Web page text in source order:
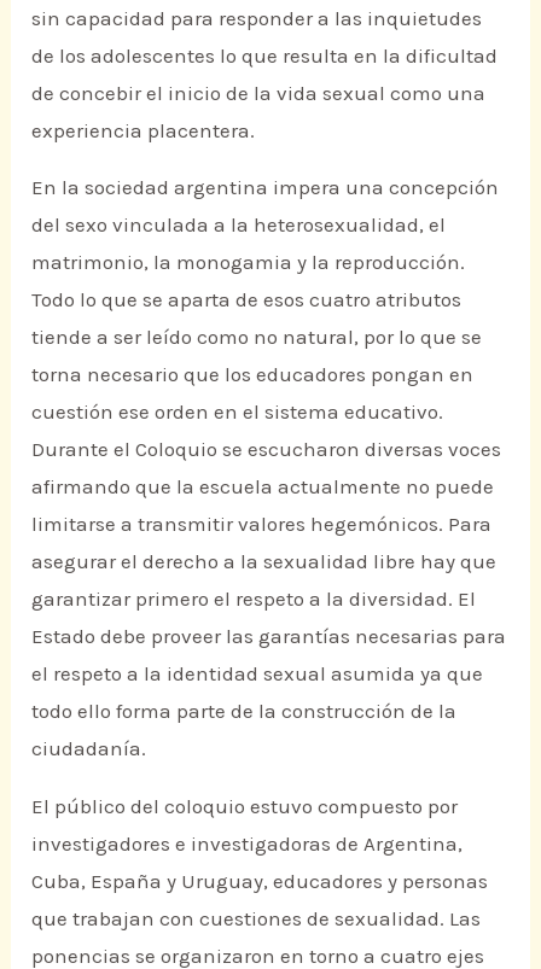
sin capacidad para responder a las inquietudes
de los adolescentes lo que resulta en la dificultad
de concebir el inicio de la vida sexual como una
experiencia placentera.
En la sociedad argentina impera una concepción
del sexo vinculada a la heterosexualidad, el
matrimonio, la monogamia y la reproducción.
Todo lo que se aparta de esos cuatro atributos
tiende a ser leído como no natural, por lo que se
torna necesario que los educadores pongan en
cuestión ese orden en el sistema educativo.
Durante el Coloquio se escucharon diversas voces
afirmando que la escuela actualmente no puede
limitarse a transmitir valores hegemónicos. Para
asegurar el derecho a la sexualidad libre hay que
garantizar primero el respeto a la diversidad. El
Estado debe proveer las garantías necesarias para
el respeto a la identidad sexual asumida ya que
todo ello forma parte de la construcción de la
ciudadanía.
El público del coloquio estuvo compuesto por
investigadores e investigadoras de Argentina,
Cuba, España y Uruguay, educadores y personas
que trabajan con cuestiones de sexualidad. Las
ponencias se organizaron en torno a cuatro ejes